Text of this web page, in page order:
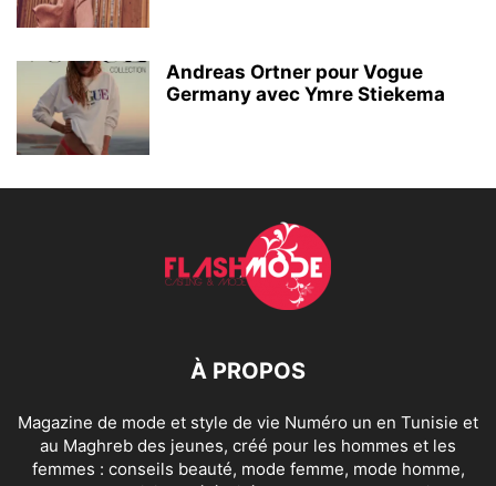
Andreas Ortner pour Vogue
Germany avec Ymre Stiekema
À PROPOS
Magazine de mode et style de vie Numéro un en Tunisie et
au Maghreb des jeunes, créé pour les hommes et les
femmes : conseils beauté, mode femme, mode homme,